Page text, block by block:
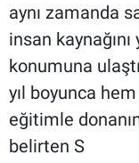
aynı zamanda
insan
konumuna
yıl boyunca
eğitimle
belirten S